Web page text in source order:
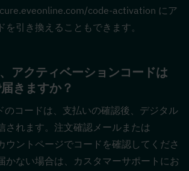
code-activation にア
を引き換えることもできます。
アクティベーションコードは
きますか？
のコードは、支払いの確認後、デジタル
されます。注文確認メールまたは
ウントページでコードを確認してくださ
かない場合は、カスタマーサポートにお